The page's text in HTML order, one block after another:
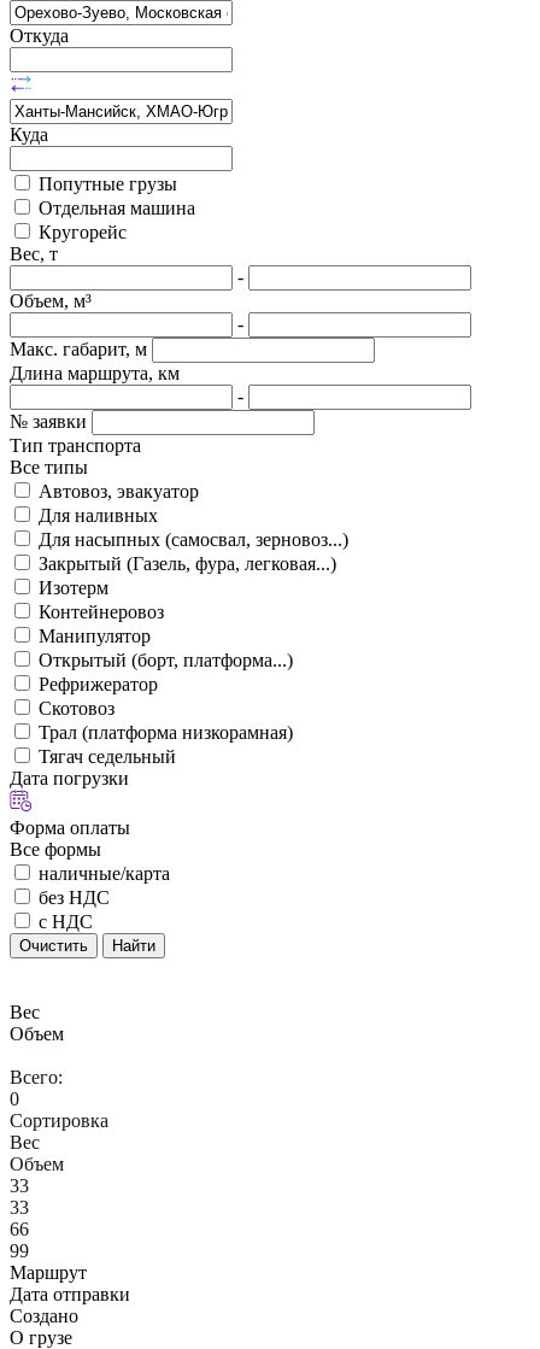
Откуда
Куда
Попутные грузы
Отдельная машина
Кругорейс
Вес, т
-
Объем, м³
-
Макс. габарит, м
Длина маршрута, км
-
№ заявки
Тип транспорта
Все типы
Автовоз, эвакуатор
Для наливных
Для насыпных (самосвал, зерновоз...)
Закрытый (Газель, фура, легковая...)
Изотерм
Контейнеровоз
Манипулятор
Открытый (борт, платформа...)
Рефрижератор
Скотовоз
Трал (платформа низкорамная)
Тягач седельный
Дата погрузки
Форма оплаты
Все формы
наличные/карта
без НДС
с НДС
Очистить Найти
Вес
Объем
Всего:
0
Сортировка
Вес
Объем
33
33
66
99
Маршрут
Дата отправки
Создано
О грузе